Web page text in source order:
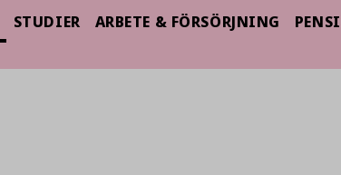
STUDIER ARBETE & FÖRSÖRJNING